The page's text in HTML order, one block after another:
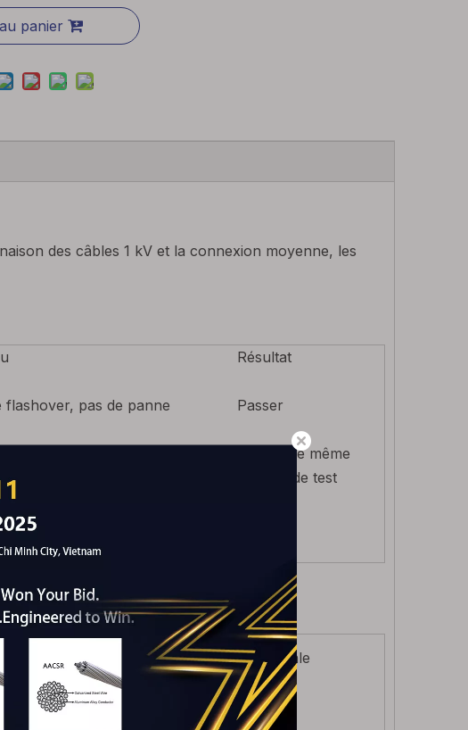
panier
des câbles 1 kV et la connexion moyenne, les
Résultat
flashover, pas de panne Passer
75 ℃ lors du chauffage.
Comme le même
résultat de test
flashover, pas de panne
Zone de section transversale
Sty-1/1 × -0
4-6